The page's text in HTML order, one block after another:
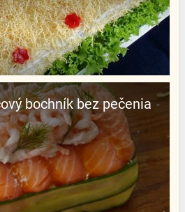
bochník bez pečenia